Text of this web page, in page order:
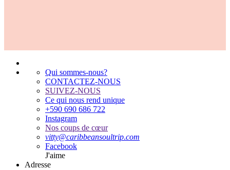
Qui sommes-nous?
CONTACTEZ-NOUS
SUIVEZ-NOUS
Ce qui nous rend unique
+590 690 686 722
Instagram
Nos coups de cœur
vitty@caribbeansoultrip.com
Facebook
J'aime
Adresse